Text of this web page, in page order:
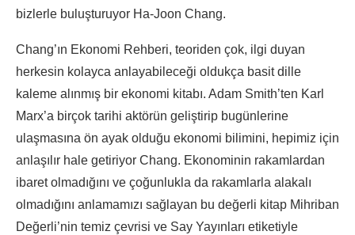
bizlerle buluşturuyor Ha-Joon Chang.
Chang’ın Ekonomi Rehberi, teoriden çok, ilgi duyan
herkesin kolayca anlayabileceği oldukça basit dille
kaleme alınmış bir ekonomi kitabı. Adam Smith’ten Karl
Marx’a birçok tarihi aktörün geliştirip bugünlerine
ulaşmasına ön ayak olduğu ekonomi bilimini, hepimiz için
anlaşılır hale getiriyor Chang. Ekonominin rakamlardan
ibaret olmadığını ve çoğunlukla da rakamlarla alakalı
olmadığını anlamamızı sağlayan bu değerli kitap Mihriban
Değerli’nin temiz çevrisi ve Say Yayınları etiketiyle